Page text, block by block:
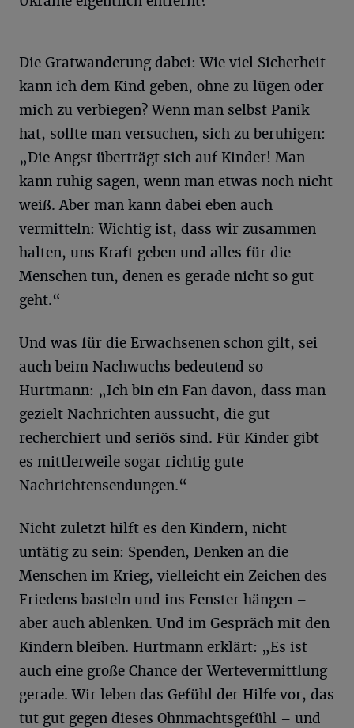
Die Gratwanderung dabei: Wie viel Sicherheit
kann ich dem Kind geben, ohne zu lügen oder
mich zu verbiegen? Wenn man selbst Panik
hat, sollte man versuchen, sich zu beruhigen:
„Die Angst überträgt sich auf Kinder! Man
kann ruhig sagen, wenn man etwas noch nicht
weiß. Aber man kann dabei eben auch
vermitteln: Wichtig ist, dass wir zusammen
halten, uns Kraft geben und alles für die
Menschen tun, denen es gerade nicht so gut
geht.“
Und was für die Erwachsenen schon gilt, sei
auch beim Nachwuchs bedeutend so
Hurtmann: „Ich bin ein Fan davon, dass man
gezielt Nachrichten aussucht, die gut
recherchiert und seriös sind. Für Kinder gibt
es mittlerweile sogar richtig gute
Nachrichtensendungen.“
Nicht zuletzt hilft es den Kindern, nicht
untätig zu sein: Spenden, Denken an die
Menschen im Krieg, vielleicht ein Zeichen des
Friedens basteln und ins Fenster hängen –
aber auch ablenken. Und im Gespräch mit den
Kindern bleiben. Hurtmann erklärt: „Es ist
auch eine große Chance der Wertevermittlung
gerade. Wir leben das Gefühl der Hilfe vor, das
tut gut gegen dieses Ohnmachtsgefühl – und